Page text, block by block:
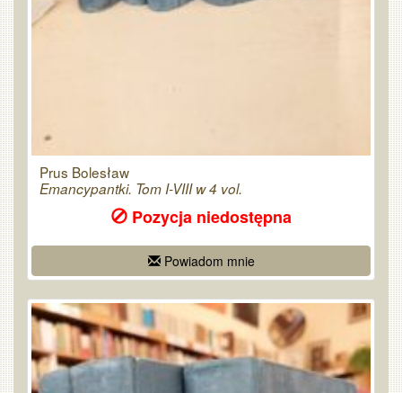
Prus Bolesław
Emancypantki. Tom I-VIII w 4 vol.
Pozycja niedostępna
Powiadom mnie